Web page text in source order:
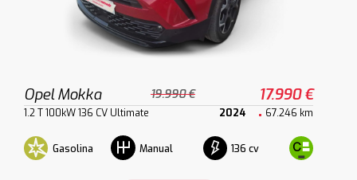
Opel Mokka 19.990 € 17.990 €
1.2 T 100kW 136 CV Ultimate 2024 67.246 km
Gasolina Manual 136 cv